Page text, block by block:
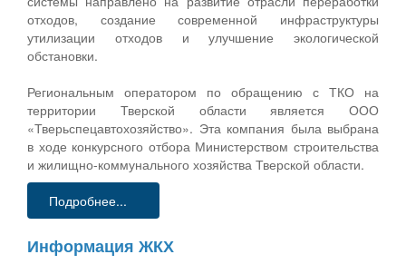
отходов, создание современной инфраструктуры
утилизации отходов и улучшение экологической
обстановки.
Региональным оператором по обращению с ТКО на
территории Тверской области является ООО
«Тверьспецавтохозяйство». Эта компания была выбрана
в ходе конкурсного отбора Министерством строительства
и жилищно-коммунального хозяйства Тверской области.
Подробнее...
Информация ЖКХ